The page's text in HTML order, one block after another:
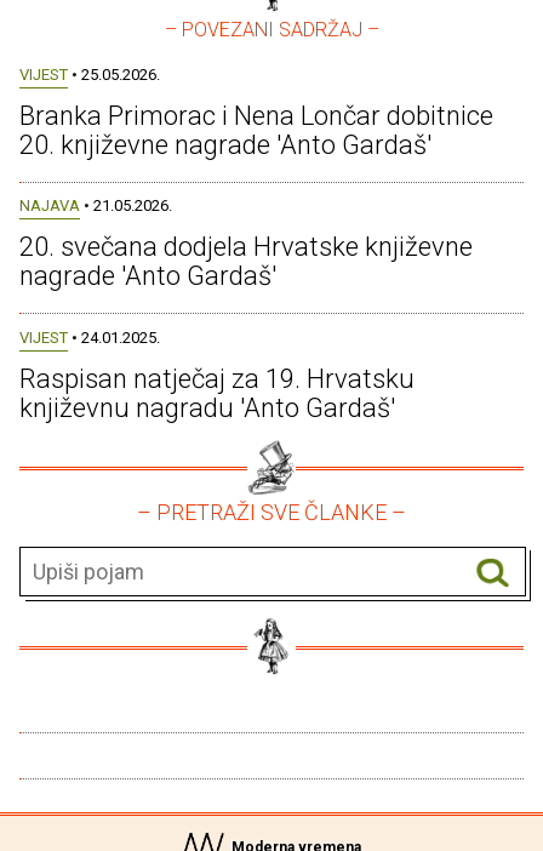
– POVEZANI SADRŽAJ –
VIJEST • 25.05.2026.
Branka Primorac i Nena Lončar dobitnice
20. književne nagrade 'Anto Gardaš'
NAJAVA • 21.05.2026.
20. svečana dodjela Hrvatske književne
nagrade 'Anto Gardaš'
VIJEST • 24.01.2025.
Raspisan natječaj za 19. Hrvatsku
književnu nagradu 'Anto Gardaš'
– PRETRAŽI SVE ČLANKE –
Moderna vremena